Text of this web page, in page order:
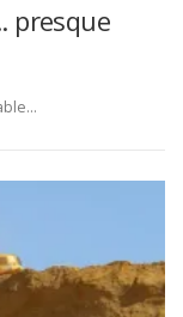
presque